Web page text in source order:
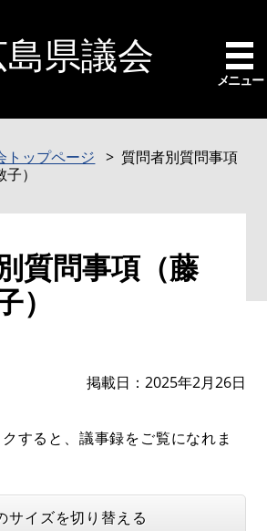
島県議会
メニュー
トップページ
質問者別質問事項
）
質問事項（藤
掲載日 2025年2月26日
すると、議事録をご覧になれま
サイズを切り替える